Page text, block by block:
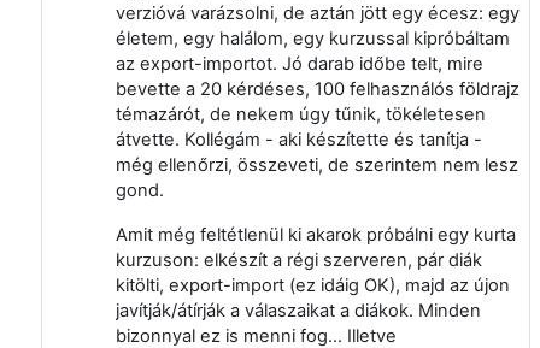
verzióvá varázsolni, de aztán jött egy écesz: egy
életem, egy halálom, egy kurzussal kipróbáltam
az export-importot. Jó darab időbe telt, mire
bevette a 20 kérdéses, 100 felhasználós földrajz
témazárót, de nekem úgy tűnik, tökéletesen
átvette. Kollégám - aki készítette és tanítja -
még ellenőrzi, összeveti, de szerintem nem lesz
gond.
Amit még feltétlenül ki akarok próbálni egy kurta
kurzuson: elkészít a régi szerveren, pár diák
kitölti, export-import (ez idáig OK), majd az újon
javítják/átírják a válaszaikat a diákok. Minden
bizonnyal ez is menni fog... Illetve